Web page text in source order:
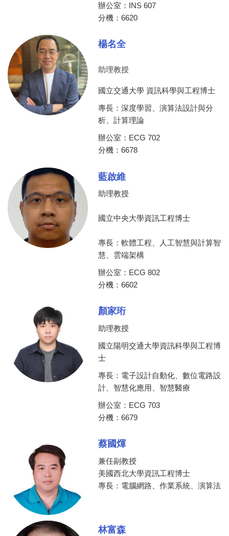
辦公室：INS 607
分機：6620
楊名全
助理教授
國立交通大學 資訊科學與工程博士
專長：深度學習、演算法設計與分
析、計算理論
辦公室：ECG 702
分機：6678
藍啟維
助理教授
國立中央大學資訊工程博士
專長：軟體工程、人工智慧與計算智
慧、雲端架構
辦公室：ECG 802
分機：6602
顏家珩
助理教授
國立陽明交通大學資訊科學與工程博
士
專長：電子設計自動化、數位電路設
計、智慧化應用、智慧醫療
辦公室：ECG 703
分機：6679
蔡國煇
兼任副教授
美國西北大學資訊工程博士
專長：電腦網路、作業系統、演算法
林富森